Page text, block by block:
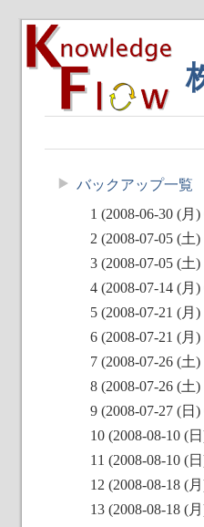
バックアップ一覧
1 (2008-06-30 (月
2 (2008-07-05 (土
3 (2008-07-05 (土)
4 (2008-07-14 (月)
5 (2008-07-21 (月
6 (2008-07-21 (月)
7 (2008-07-26 (土
8 (2008-07-26 (土)
9 (2008-07-27 (日)
10 (2008-08-10 (
11 (2008-08-10 (
12 (2008-08-18 (
13 (2008-08-18 (